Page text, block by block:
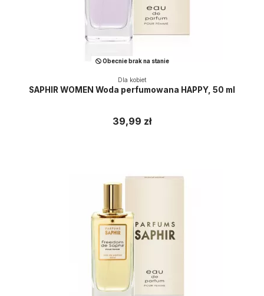
Obecnie brak na stanie
Dla kobiet
SAPHIR WOMEN Woda perfumowana HAPPY, 50 ml
39,99 zł